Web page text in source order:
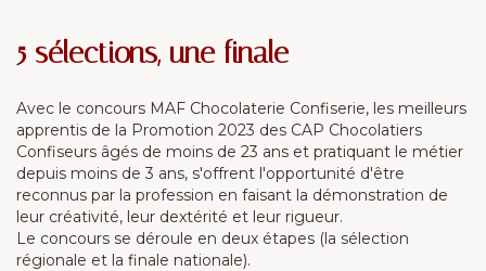
5 sélections, une finale
Avec le concours MAF Chocolaterie Confiserie, les meilleurs
apprentis de la Promotion 2023 des CAP Chocolatiers
Confiseurs âgés de moins de 23 ans et pratiquant le métier
depuis moins de 3 ans, s'offrent l'opportunité d'être
reconnus par la profession en faisant la démonstration de
leur créativité, leur dextérité et leur rigueur.
Le concours se déroule en deux étapes (la sélection
régionale et la finale nationale).